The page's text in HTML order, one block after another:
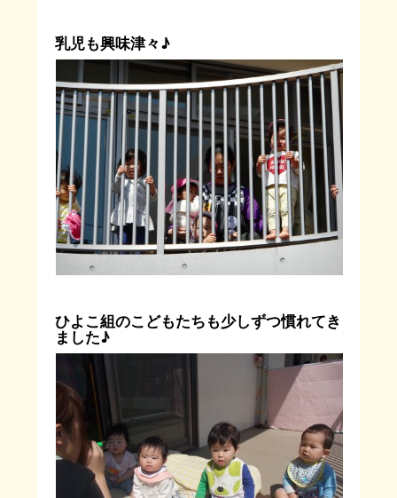
乳児も興味津々♪
ひよこ組のこどもたちも少しずつ慣れてき
ました♪